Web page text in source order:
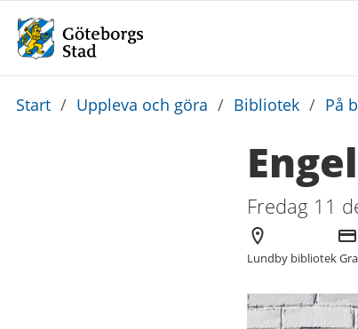
Du
Start / Uppleva och göra / Bibliotek / På
Fredag 11
Arrangör
Lundby bibliotek